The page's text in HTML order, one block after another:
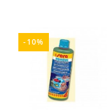
-10%